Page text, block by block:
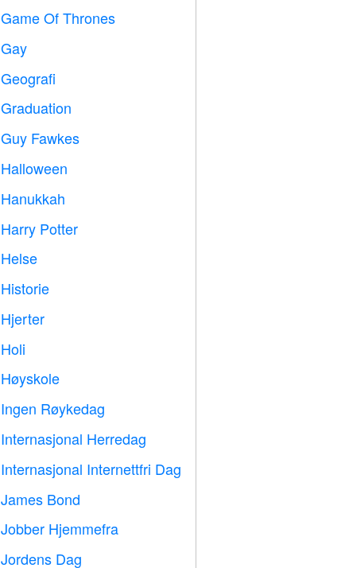
Game Of Thrones
Gay
Geografi
Graduation
Guy Fawkes
Halloween
Hanukkah
Harry Potter
Helse
Historie
Hjerter
Holi
Høyskole
Ingen Røykedag
Internasjonal Herredag
Internasjonal Internettfri Dag
James Bond
Jobber Hjemmefra
Jordens Dag